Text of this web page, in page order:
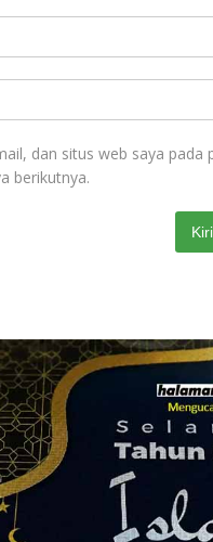
dan situs web saya pada
berikutnya.